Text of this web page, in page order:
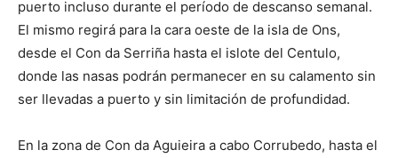
puerto incluso durante el período de descanso semanal.
El mismo regirá para la cara oeste de la isla de Ons,
desde el Con da Serriña hasta el islote del Centulo,
donde las nasas podrán permanecer en su calamento sin
ser llevadas a puerto y sin limitación de profundidad.
En la zona de Con da Aguieira a cabo Corrubedo, hasta el